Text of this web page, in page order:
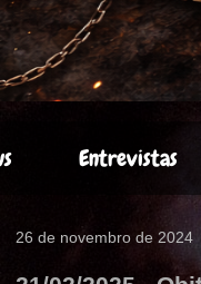
Entrevistas
26 de novembro de 2024